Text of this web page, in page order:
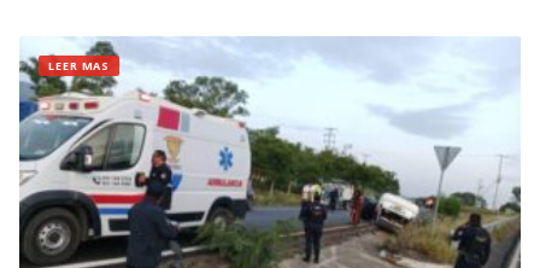
LEER MAS